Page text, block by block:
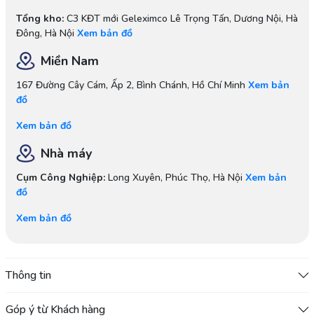
Tổng kho:C3 KĐT mới Geleximco Lê Trọng Tấn, Dương Nội, Hà
Đông, Hà Nội Xem bản đồ
Miền Nam
167 Đường Cây Cám, Ấp 2, Bình Chánh, Hồ Chí Minh Xem bản
đồ
Xem bản đồ
Nhà máy
Cụm Công Nghiệp:Long Xuyên, Phúc Thọ, Hà Nội Xem bản
đồ
Xem bản đồ
Thông tin
Góp ý từ Khách hàng